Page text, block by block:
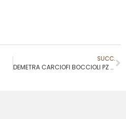
SUCC.
DEMETRA CARCIOFI BOCCIOLI PZ 2,4 KG